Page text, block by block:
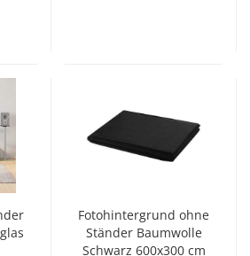
Fotohintergrund ohne
Ständer Baumwolle
Schwarz 600x300 cm